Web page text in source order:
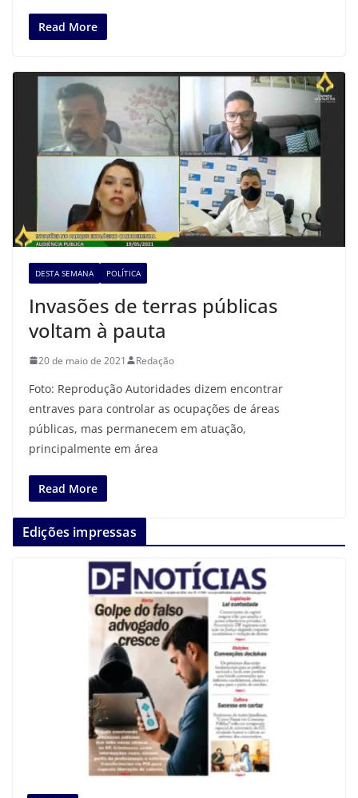
Read More
DESTA SEMANA POLÍTICA
Invasões de terras públicas
voltam à pauta
20 de maio de 2021 Redação
Foto: Reprodução Autoridades dizem encontrar
entraves para controlar as ocupações de áreas
públicas, mas permanecem em atuação,
principalmente em área
Read More
Edições impressas